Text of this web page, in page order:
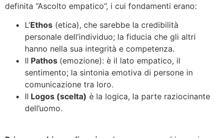
definita “Ascolto empatico”, i cui fondamenti erano:
L’Ethos (etica), che sarebbe la credibilità
personale dell’individuo; la fiducia che gli altri
hanno nella sua integrità e competenza.
Il Pathos (emozione): è il lato empatico, il
sentimento; la sintonia emotiva di persone in
comunicazione tra loro.
Il Logos (scelta) è la logica, la parte raziocinante
dell’uomo.